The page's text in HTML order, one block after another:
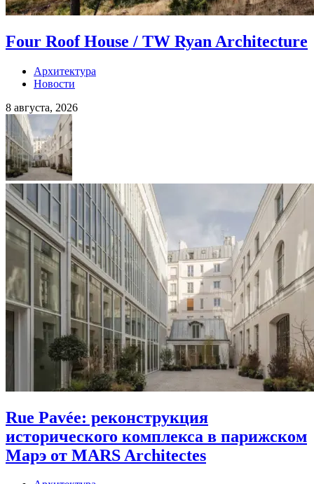
Four Roof House / TW Ryan Architecture
Архитектура
Новости
8 августа, 2026
Rue Pavée: реконструкция
исторического комплекса в парижском
Марэ от MARS Architectes